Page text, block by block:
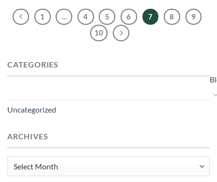
1 4 5 6 7 8
9
10
CATEGORIES
Uncategorized
ARCHIVES
Archives